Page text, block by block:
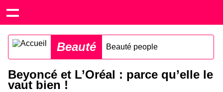
Beauté Beauté people
Beyoncé et L’Oréal : parce qu’elle le
vaut bien !